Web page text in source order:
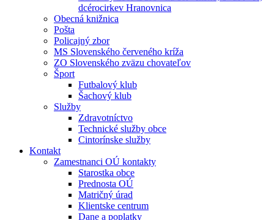
dcérocirkev Hranovnica
Obecná knižnica
Pošta
Policajný zbor
MS Slovenského červeného kríža
ZO Slovenského zväzu chovateľov
Šport
Futbalový klub
Šachový klub
Služby
Zdravotníctvo
Technické služby obce
Cintorínske služby
Kontakt
Zamestnanci OÚ kontakty
Starostka obce
Prednosta OÚ
Matričný úrad
Klientske centrum
Dane a poplatky